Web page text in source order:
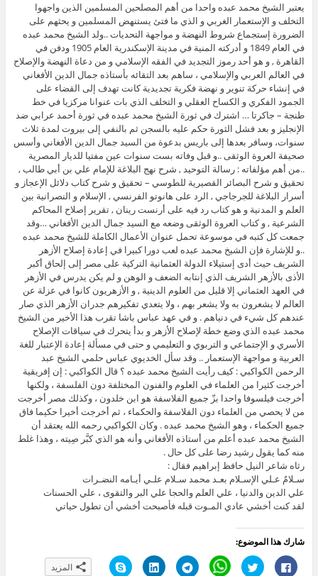
يعتبر الشيخ محمد عبده واحدا من أهم المصلحين المسلمين الذين واجهوا
التخلف و الإستعمار الغربي و الذي ما فتئ يستنهض المسلمين و يحثهم على
الضرورة إستجماع شروط النهضة و مواجهة التحديات ..ولد الشيخ محمد عبده
في العام 1849 و أدركته المنية في مدينة الإسكندرية العام 1905 ودفن في
القاهرة , و هو أحد رموز التجديد في الفقه الإسلامي و من دعاة النهضة والإصلاح
في العالم العربي والإسلامي ، ساهم بعد التقائه بأستاذه جمال الدين الأفغاني
في إنشاء حركة تنوير و نهضة فكرية تجديدية كانت تهدف إلى القضاء على
الجمود الفكري و الكساح العقلي و التخلف الذي بات عنوانا مركزيا في خط
طنجة – جاكرتا … اشترك في ثورة الشيخ محمد عبده في ثورة أحمد عرابي ضد
الإنجليز و بعد فشل الثورة حكم عليه بالسجن ثم بالنفي إلى بيروت لمدة ثلاث
سنوات، وسافر بعدها إلى باريس بدعوة من السيد جمال الدين الأفغاني وأسس
صحيفة العروة الوثقى ..و قبل وفاته بست سنوات عين مفتيا للديار المصرية
..من أهم مؤلفاته : رسالة التوحيد , شرح نهج البلاغة للإمام علي بن أبي طالب ,
تحقيق و شرح البصائر القصيرية للطوسي – تحقيق و شرح كتاب دلائل الإعجاز و
أسرار البلاغة للجرجاجي , الرد على هانوتو الفرنسي , الإسلام و النصرانية بين
العلم و المدنية و هو كتاب رد فيه على أرنست رينان , تقرير إصلاح المحاكم
الشرعية , و كتاب العروة الوثقى وضعه مع السيد جمال الدين الأفغاني …وقد
جمعت كل كتبه في موسوعة تحمل عنوان الأعمال الكاملة للشيخ محمد عبده
..و للإشارة فإن الشيخ محمد عبده لعب دورا كبيرا في إعادة إصلاح الأزهر
الشريف حيث أدى إستيلاء الدولة العثمانية التركية على مصر إلى إلحاق أكبر
الأذى بالأزهر الشريف الذي إنتابه الضعف و الوهن و لم يكن يدرس في الأزهر
في العهد العثماني إلا قليل من العلوم الدينية , و الأزهريون كانوا في عزلة عن
العالم لا يشعرون به ولا يشعر بهم ، ولا يتعدي تفكيرهم جدران الأزهر الذي صار
عندهم كل شيء في دنياهم . و في عهد عباس باشا تقرب هذا الأخير من الشيخ
محمد عبده الذي وضع خطة لإصلاح الأزهر و بدأ يتحرك في سياقات الإصلاح
الأسري و الإجتماعي و التربوي و التعليمي و حتى في مسألة إعادة الإعتبار للغة
العربية و مواجهة الإستعمار .. وقد سأل الخديوي عباس حلمي الشيخ عبد
الرحمن الكواكبي : كيف رأيت الشيخ محمد عبده ؟ قال الكواكبي : إن إفريقية
أخرجت كثيرا من العلماء في العلوم والفنون المختلفة دون الفلسفة ، ولكنها
أخرجت فيلسوفا واحدا بزّ جميع الفلاسفة هو ابن خلدون ، وكذلك مصر أخرجت
من لا يحصي من العلماء دون الفلاسفة والحكماء ، ثم أخرجت أخيرا حكيما فاق
جميع الحكماء ، وهو الشيخ محمد عبده . وكان الكواكبي رحمه الله يعتقد أن
الشيخ محمد عبده أعلم من أستاذه الأفغاني وأنه هو الذي كبَّر صِيته ، وهذا غلط
منه كما يقول رشيد رضا على كل حال .
رثاه شاعر النيل حافظ إبراهيم فقال :
سـلامٌ عـلي الإسـلام بعـد محمد سـلام علـي أيـامه النضـرات
علي الدين والدنيا ، علي العلم والحجا علي البر والتقوى ، علي الحسنات
لقد كنت أخشي عادي المـوت قبله فأصبحت أخشي أن تطول حياتي
شارك هذا الموضوع:
ن ض
C
l ن ض ن المزيد